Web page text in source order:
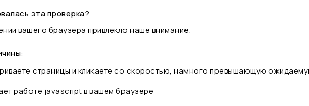
эта проверка?
вашего браузера привлекло наше внимание.
страницы и кликаете со скоростью, намного превышающую
работе javascript в вашем браузере